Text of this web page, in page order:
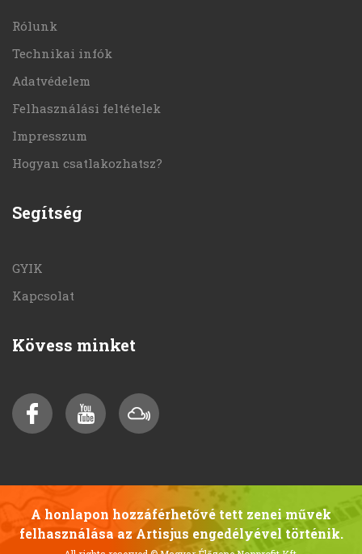
Rólunk
Technikai infók
Adatvédelem
Felhasználási feltételek
Impresszum
Hogyan csatlakozhatsz?
Segítség
GYIK
Kapcsolat
Kövess minket
A honlapon hozzáférhetővé tett zenei művek
felhasználása az Artisjus engedélyével történik.